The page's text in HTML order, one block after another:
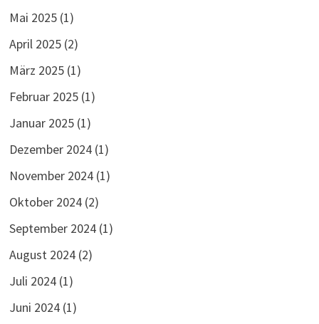
Mai 2025(1)
April 2025(2)
März 2025(1)
Februar 2025(1)
Januar 2025(1)
Dezember 2024(1)
November 2024(1)
Oktober 2024(2)
September 2024(1)
August 2024(2)
Juli 2024(1)
Juni 2024(1)